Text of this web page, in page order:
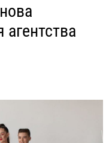
агентства